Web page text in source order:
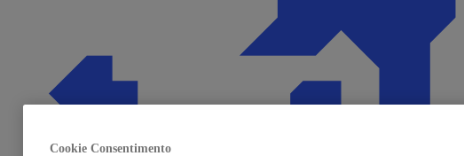
Cookie Consentimento